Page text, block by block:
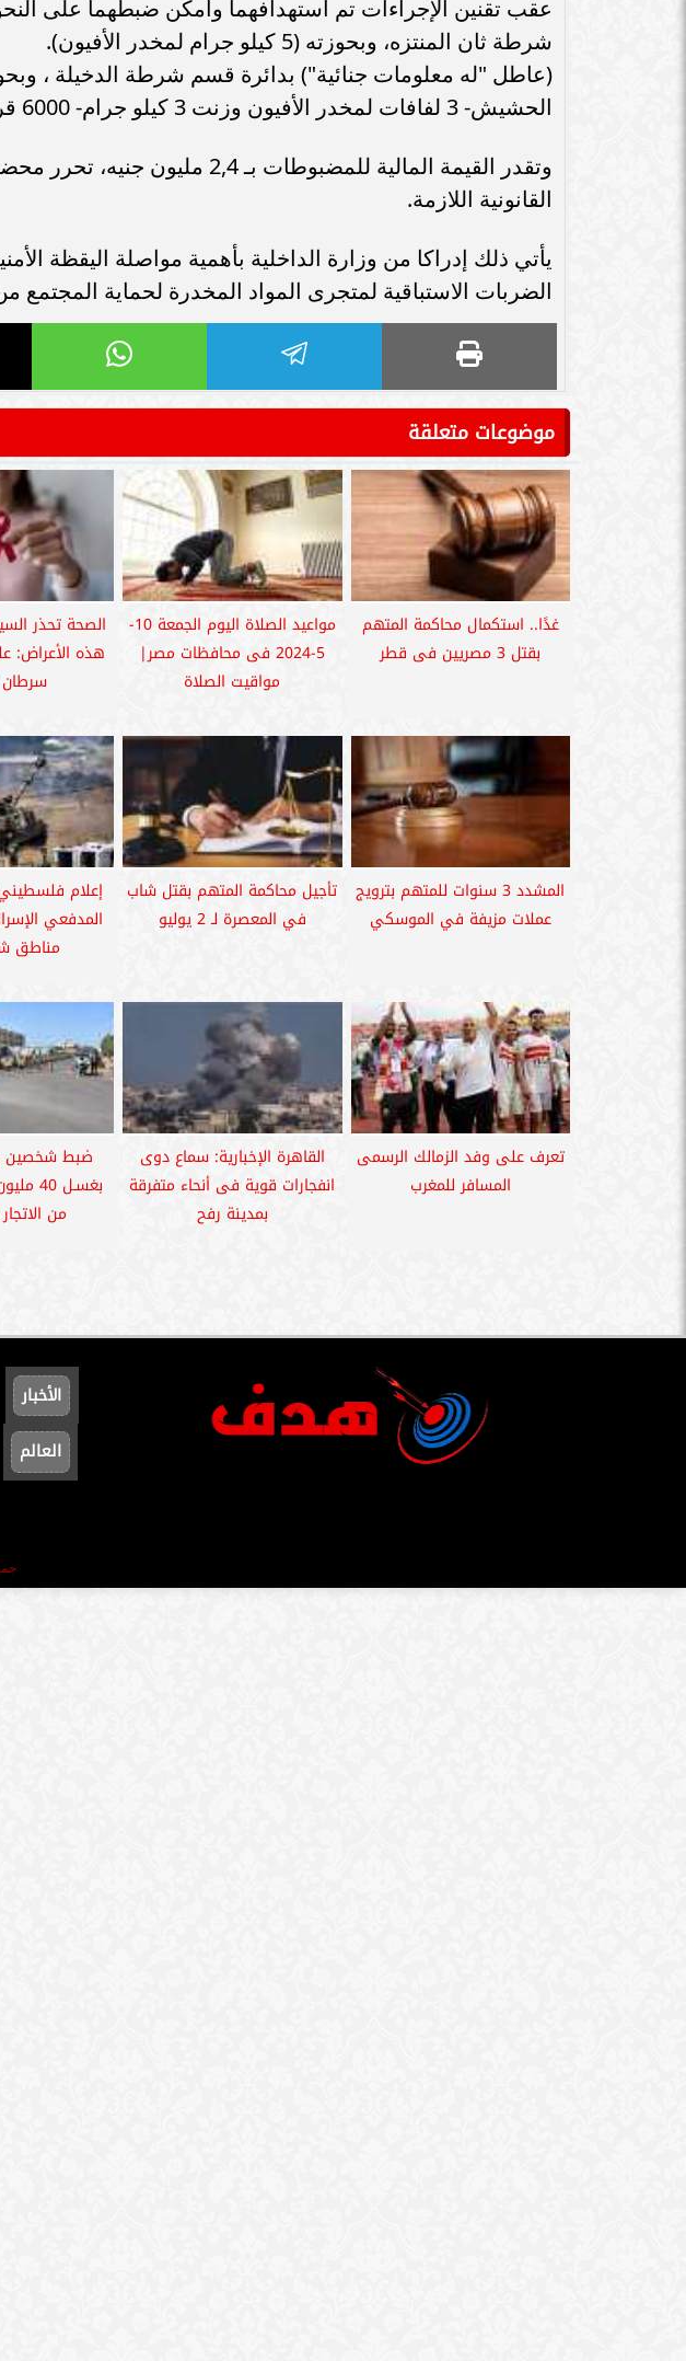
عقب تقنين الإجراءات تم استهدافهما وأمكن ضبطهما على
شرطة ثان المنتزه، وبحوزته (5 كيلو جرام لمخدر الأفيون).
الحشيش- 3 لفافات لمخدر الأفيون وزنت 3 كيلو جرام- 6000 قرص لعقار "تامول" المخدر).
وتقدر القيمة المالية للمضبوطات بـ
القانونية اللازمة.
يأتي ذلك إدراكا من وزارة الداخلية بأهمية مواصلة اليقظة
الضربات الاستباقية لمتجرى المواد المخدرة لحماية
موضوعات متعلقة
غدًا.. استكمال محاكمة المتهم
بقتل 3 مصريين فى قطر
مواعيد الصلاة اليوم الجمعة 10-
5-2024 فى محافظات مصر|
مواقيت الصلاة
الصحة تحذر
هذه الأعراض:
سرطان
المشدد 3 سنوات للمتهم بترويج
عملات مزيفة في الموسكي
تأجيل محاكمة المتهم بقتل شاب
في المعصرة لـ 2 يوليو
إعلام
المدفعي
مناطق
تعرف على وفد الزمالك الرسمى
المسافر للمغرب
القاهرة الإخبارية: سماع دوى
انفجارات قوية فى أنحاء متفرقة
بمدينة رفح
ضبط شخصين
بغسـل
من
الأخبار
العالم